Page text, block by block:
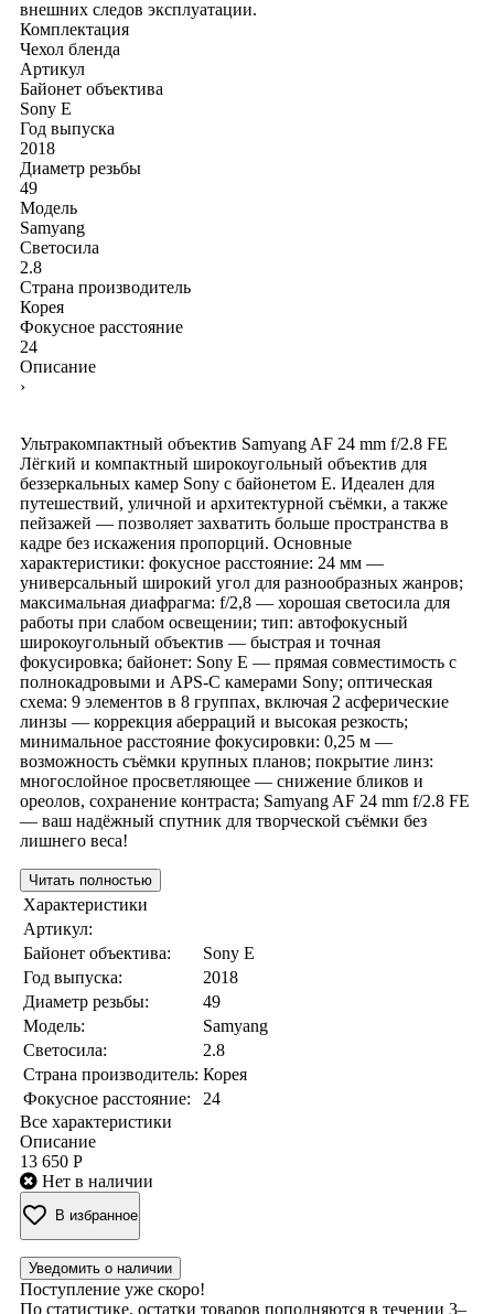
внешних следов эксплуатации.
Комплектация
Чехол бленда
Артикул
Байонет объектива
Sony E
Год выпуска
2018
Диаметр резьбы
49
Модель
Samyang
Светосила
2.8
Страна производитель
Корея
Фокусное расстояние
24
Описание
›
Ультракомпактный объектив Samyang AF 24 mm f/2.8 FE
Лёгкий и компактный широкоугольный объектив для
беззеркальных камер Sony с байонетом E. Идеален для
путешествий, уличной и архитектурной съёмки, а также
пейзажей — позволяет захватить больше пространства в
кадре без искажения пропорций. Основные
характеристики: фокусное расстояние: 24 мм —
универсальный широкий угол для разнообразных жанров;
максимальная диафрагма: f/2,8 — хорошая светосила для
работы при слабом освещении; тип: автофокусный
широкоугольный объектив — быстрая и точная
фокусировка; байонет: Sony E — прямая совместимость с
полнокадровыми и APS‑C камерами Sony; оптическая
схема: 9 элементов в 8 группах, включая 2 асферические
линзы — коррекция аберраций и высокая резкость;
минимальное расстояние фокусировки: 0,25 м —
возможность съёмки крупных планов; покрытие линз:
многослойное просветляющее — снижение бликов и
ореолов, сохранение контраста; Samyang AF 24 mm f/2.8 FE
— ваш надёжный спутник для творческой съёмки без
лишнего веса!
Читать полностью
Характеристики
Артикул:
Байонет объектива:
Sony E
Год выпуска:
2018
Диаметр резьбы:
49
Модель:
Samyang
Светосила:
2.8
Страна производитель: Корея
Фокусное расстояние:
24
Все характеристики
Описание
13 650 Р
Нет в наличии
В избранное
Уведомить о наличии
Поступление уже скоро!
По статистике, остатки товаров пополняются в течении 3–